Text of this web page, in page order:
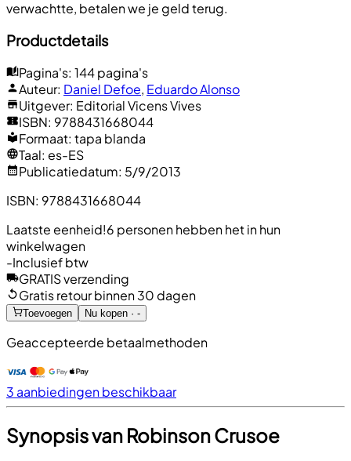
verwachtte, betalen we je geld terug.
Productdetails
Pagina's: 144 pagina's
Auteur: Daniel Defoe, Eduardo Alonso
Uitgever: Editorial Vicens Vives
ISBN: 9788431668044
Formaat: tapa blanda
Taal: es-ES
Publicatiedatum: 5/9/2013
ISBN: 9788431668044
Laatste eenheid!6 personen hebben het in hun
winkelwagen
-Inclusief btw
GRATIS verzending
Gratis retour binnen 30 dagen
Toevoegen Nu kopen · -
Geaccepteerde betaalmethoden
3 aanbiedingen beschikbaar
Synopsis van Robinson Crusoe